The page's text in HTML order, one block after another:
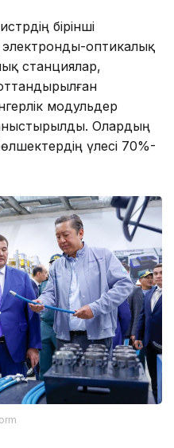
бірінші
оптикалық
станциялар,
модульдер
Олардың
үлесі 70%-